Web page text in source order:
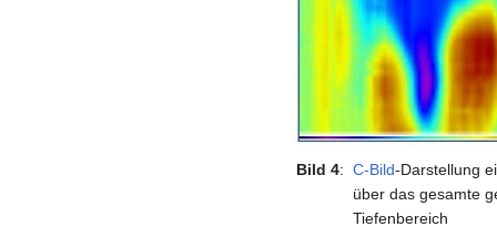
Bild 4: C-Bild­-Darstellung
über das gesamte
Tiefenbereich